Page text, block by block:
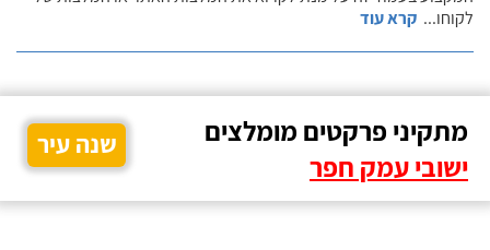
לקוחו... קרא עוד
מתקיני פרקטים מומלצים
ישובי עמק חפר
שנה עיר